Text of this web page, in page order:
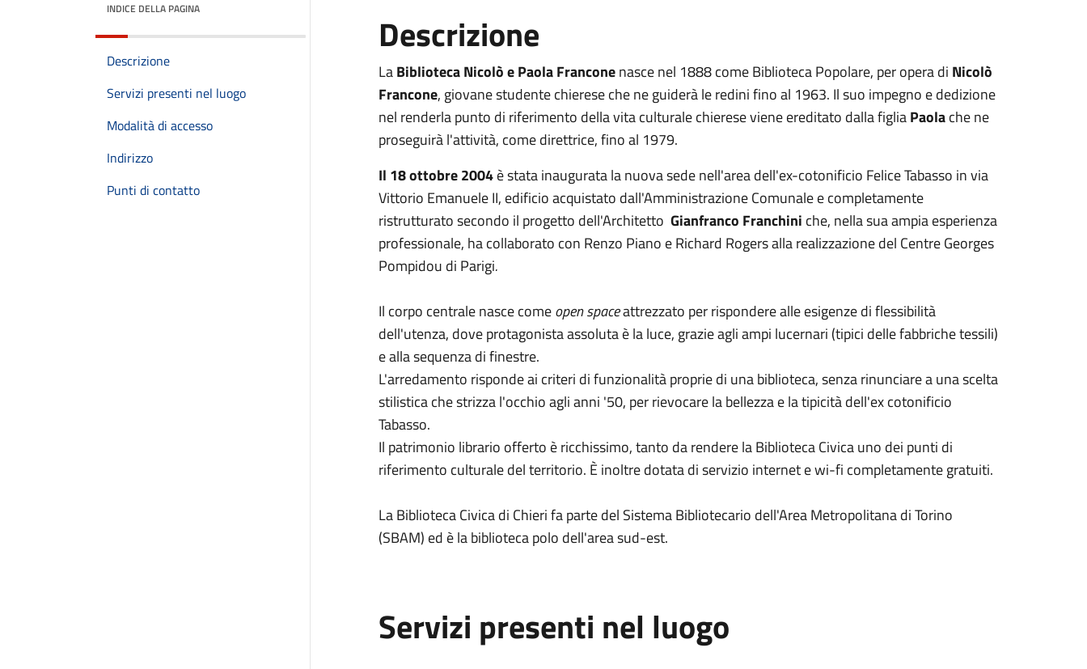
INDICE DELLA PAGINA
Descrizione
Servizi presenti nel luogo
Modalità di accesso
Indirizzo
Punti di contatto
Descrizione
LaBiblioteca Nicolò e Paola Franconenasce nel 1888 come Biblioteca Popolare, per opera di Nicolò
Francone, giovane studente chierese che ne guiderà le redini fino al 1963. Il suo impegno e dedizione
nel renderla punto di riferimento della vita culturale chierese viene ereditato dalla figliaPaolache ne
proseguirà l'attività, come direttrice, fino al 1979.
Il 18 ottobre 2004è stata inaugurata la nuova sede nell'area dell'ex-cotonificio Felice Tabasso in via
Vittorio Emanuele II, edificio acquistato dall'Amministrazione Comunale e completamente
ristrutturato secondo il progetto dell'Architetto Gianfranco Franchini che, nella sua ampia esperienza
professionale, ha collaborato con Renzo Piano e Richard Rogers alla realizzazione del Centre Georges
Pompidou di Parigi.
Il corpo centrale nasce comeopen spaceattrezzato per rispondere alle esigenze di flessibilità
dell'utenza, dove protagonista assoluta è la luce, grazie agli ampi lucernari (tipici delle fabbriche tessili)
e alla sequenza di finestre.
L'arredamento risponde ai criteri di funzionalità proprie di una biblioteca, senza rinunciare a una scelta
stilistica che strizza l'occhio agli anni '50, per rievocare la bellezza e la tipicità dell'ex cotonificio
Tabasso.
Il patrimonio librario offerto è ricchissimo, tanto da rendere la Biblioteca Civica uno dei punti di
riferimento culturale del territorio. È inoltre dotata di servizio internet e wi-fi completamente gratuiti.
La Biblioteca Civica di Chieri fa parte del Sistema Bibliotecario dell'Area Metropolitana di Torino
(SBAM) ed è la biblioteca polo dell'area sud-est.
Servizi presenti nel luogo